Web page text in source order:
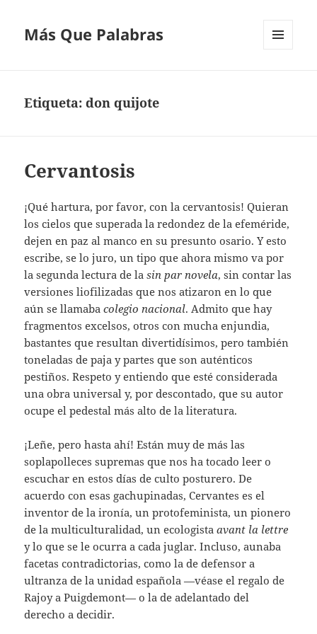
Más Que Palabras
Etiqueta:don quijote
Cervantosis
¡Qué hartura, por favor, con la cervantosis! Quieran
los cielos que superada la redondez de la efeméride,
dejen en paz al manco en su presunto osario. Y esto
escribe, se lo juro, un tipo que ahora mismo va por
la segunda lectura de lasin par novela, sin contar las
versiones liofilizadas que nos atizaron en lo que
aún se llamabacolegio nacional. Admito que hay
fragmentos excelsos, otros con mucha enjundia,
bastantes que resultan divertidísimos, pero también
toneladas de paja y partes que son auténticos
pestiños. Respeto y entiendo que esté considerada
una obra universal y, por descontado, que su autor
ocupe el pedestal más alto de la literatura.
¡Leñe, pero hasta ahí! Están muy de más las
soplapolleces supremas que nos ha tocado leer o
escuchar en estos días de culto posturero. De
acuerdo con esas gachupinadas, Cervantes es el
inventor de la ironía, un protofeminista, un pionero
de la multiculturalidad, un ecologistaavant la lettre
y lo que se le ocurra a cada juglar. Incluso, aunaba
facetas contradictorias, como la de defensor a
ultranza de la unidad española —véase el regalo de
Rajoy a Puigdemont— o la de adelantado del
derecho a decidir.